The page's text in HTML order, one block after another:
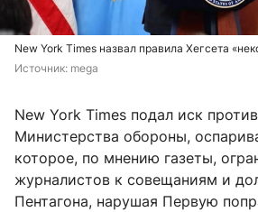
New York Times назвал правила Хегсета
Источник: mega
New York Times подал иск
Министерства обороны,
которое, по мнению газеты,
журналистов к совещаниям и
Пентагона, нарушая Первую